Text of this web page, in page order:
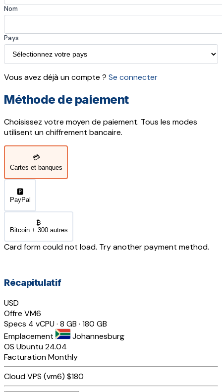
Nom
Pays
Vous avez déjà un compte ? Se connecter
Méthode de paiement
Choisissez votre moyen de paiement. Tous les modes
utilisent un chiffrement bancaire.
💳
Cartes et banques
🅿️
PayPal
₿
Bitcoin + 300 autres
Card form could not load. Try another payment method.
Récapitulatif
USD
Offre VM6
Specs 4 vCPU · 8 GB · 180 GB
Emplacement
Johannesburg
OS Ubuntu 24.04
FacturationMonthly
Cloud VPS (vm6) $180